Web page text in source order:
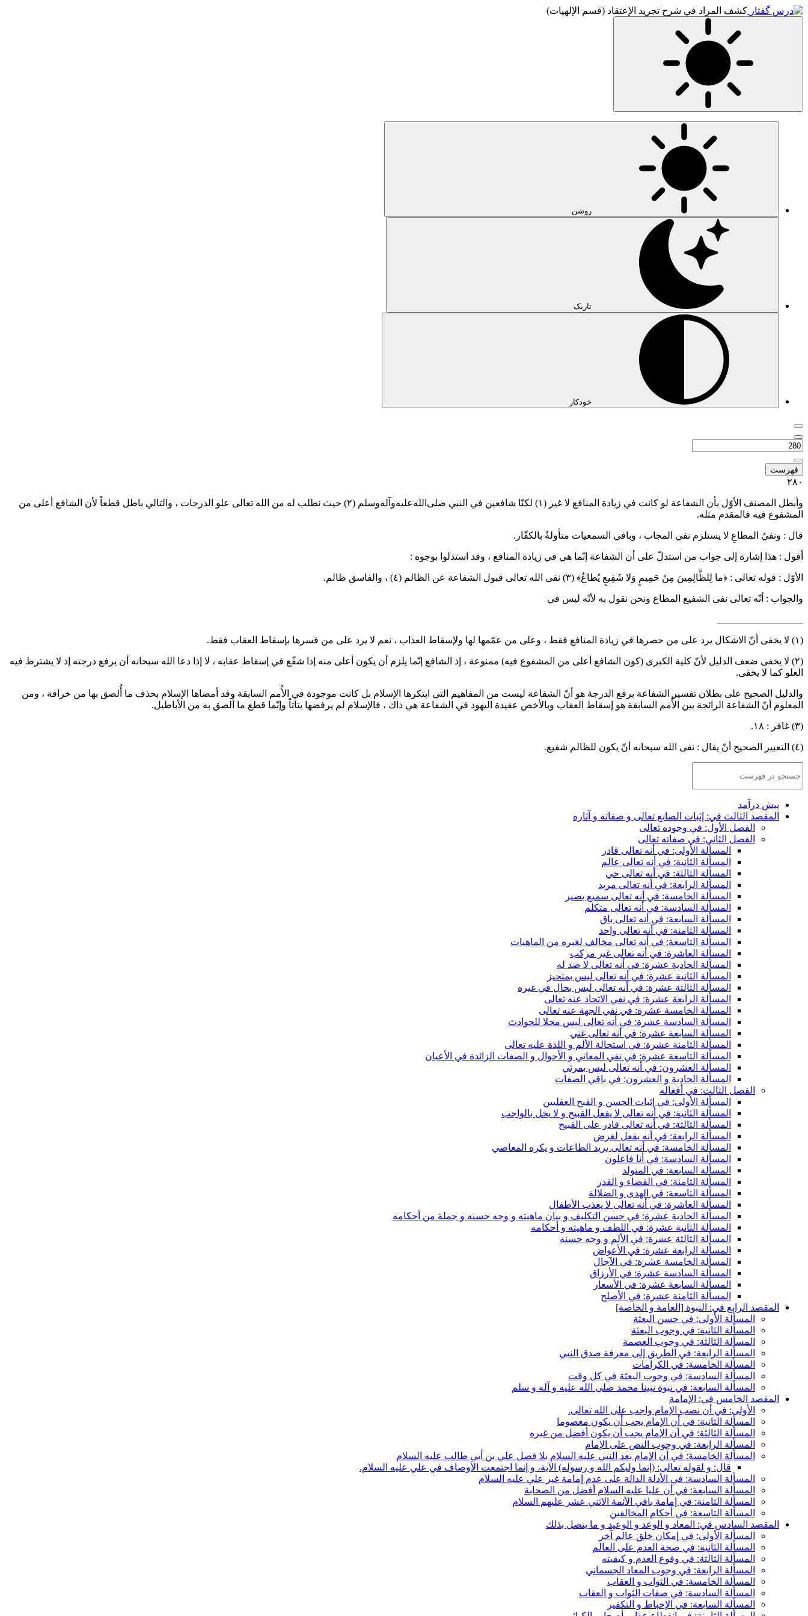
کشف المراد في شرح تجرید الإعتقاد (قسم الإلهیات)
فهرست
٢٨٠
وأبطل المصنف الأوّل بأن الشفاعة لو كانت في زيادة المنافع لا غير (١) لكنّا شافعين في النبي صلى‌الله‌عليه‌وآله‌وسلم (٢)
حيث نطلب له من الله تعالى علو الدرجات ، والتالي باطل قطعاً لأن الشافع أعلى من
المشفوع فيه فالمقدم مثله.
قال : ونفيُ المطاعِ لا يستلزم نفي المجاب ، وباقي السمعيات متأولةٌ بالكفّار.
أقول : هذا إشارة إلى جواب من استدلّ على أن الشفاعة إنّما هي في زيادة المنافع ، وقد استدلوا بوجوه :
الأوّل : قوله تعالى : ﴿ما لِلظَّالِمِينَ مِنْ حَمِيمٍ وَلا شَفِيعٍ يُطاعُ﴾ (٣) نفى الله تعالى قبول الشفاعة عن الظالم (٤) ، والفاسق ظالم.
والجواب : أنّه تعالى نفى الشفيع المطاع ونحن نقول به لأنّه ليس في
(١) لا يخفى أنّ الاشكال يرد على من حصرها في زيادة المنافع فقط ، وعلى من عمّمها لها ولإسقاط العذاب ، نعم لا يرد على من فسرها بإسقاط العقاب فقط.
(٢) لا يخفى ضعف الدليل لأنّ كلية الكبرى (كون الشافع أعلى من المشفوع فيه) ممنوعة ، إذ الشافع إنّما يلزم أن يكون أعلى منه إذا شفّع في إسقاط عقابه ، لا إذا دعا الله سبحانه أن يرفع درجته إذ لا يشترط فيه
العلو كما لا يخفى.
والدليل الصحيح على بطلان تفسير الشفاعة برفع الدرجة هو أنّ الشفاعة ليست من المفاهيم التي ابتكرها الإسلام بل كانت موجودة في الأُمم السابقة وقد أمضاها الإسلام بحذف ما أُلصق بها من خرافة ، ومن
المعلوم أنّ الشفاعة الرائجة بين الأُمم السابقة هو إسقاط العقاب وبالأخص عقيدة اليهود في الشفاعة هي ذاك ، فالإسلام لم يرفضها بتاتاً وإنّما قطع ما أُلصق به من الأباطيل.
(٣) غافر : ١٨.
(٤) التعبير الصحيح أنّ يقال : نفى الله سبحانه أنّ يكون للظالم شفيع.
پيش ‏درآمد
المقصد الثالث في: إثبات الصانع تعالى و صفاته و آثاره
الفصل الأول: في وجوده تعالى
الفصل الثاني: في صفاته تعالى
المسألة الأولى: في أنه تعالى قادر
المسألة الثانية: في أنه تعالى عالم
المسألة الثالثة: في أنه تعالى حي
المسألة الرابعة: في أنه تعالى مريد
المسألة الخامسة: في أنه تعالى سميع بصير
المسألة السادسة: في أنه تعالى متكلم
المسألة السابعة: في أنه تعالى باق
المسألة الثامنة: في أنه تعالى واحد
المسألة التاسعة: في أنه تعالى مخالف لغيره من الماهيات
المسألة العاشرة: في أنه تعالى غير مركب
المسألة الحادية عشرة: في أنه تعالى لا ضد له
المسألة الثانية عشرة: في أنه تعالى ليس بمتحيز
المسألة الثالثة عشرة: في أنه تعالى ليس بحال في غيره
المسألة الرابعة عشرة: في نفي الاتحاد عنه تعالى
المسألة الخامسة عشرة: في نفي الجهة عنه تعالى
المسألة السادسة عشرة: في أنه تعالى ليس محلا للحوادث
المسألة السابعة عشرة: في أنه تعالى غني
المسألة الثامنة عشرة: في استحالة الألم و اللذة عليه تعالى
المسألة التاسعة عشرة: في نفي المعاني و الأحوال و الصفات الزائدة في الأعيان
المسألة العشرون: في أنه تعالى ليس بمرئي
المسألة الحادية و العشرون: في باقي الصفات
الفصل الثالث: في أفعاله
المسألة الأولى: في إثبات الحسن و القبح العقليين
المسألة الثانية: في أنه تعالى لا يفعل القبيح و لا يخل بالواجب
المسألة الثالثة: في أنه تعالى قادر على القبيح
المسألة الرابعة: في أنه يفعل لغرض
المسألة الخامسة: في أنه تعالى يريد الطاعات و يكره المعاصي
المسألة السادسة: في أنا فاعلون
المسألة السابعة: في المتولد
المسألة الثامنة: في القضاء و القدر
المسألة التاسعة: في الهدى و الضلالة
المسألة العاشرة: في أنه تعالى لا يعذب الأطفال
المسألة الحادية عشرة: في حسن التكليف و بيان ماهيته و وجه حسنه و جملة من أحكامه
المسألة الثانية عشرة: في اللطف و ماهيته و أحكامه
المسألة الثالثة عشرة: في الألم و وجه حسنه
المسألة الرابعة عشرة: في الأعواض
المسألة الخامسة عشرة: في الآجال
المسألة السادسة عشرة: في الأرزاق
المسألة السابعة عشرة: في الأسعار
المسألة الثامنة عشرة: في الأصلح
المقصد الرابع في: النبوة [العامة و الخاصة]
المسألة الأولى: في حسن البعثة
المسألة الثانية: في وجوب البعثة
المسألة الثالثة: في وجوب العصمة
المسألة الرابعة: في الطريق إلى معرفة صدق النبي
المسألة الخامسة: في الكرامات
المسألة السادسة: في وجوب البعثة في كل وقت
المسألة السابعة: في نبوة نبينا محمد صلى الله عليه و آله و سلم
المقصد الخامس في: الإمامة
الأولى: في أن نصب الإمام واجب على الله تعالى.
المسألة الثانية: في أن الإمام يجب أن يكون معصوما
المسألة الثالثة: في أن الإمام يجب أن يكون أفضل من غيره
المسألة الرابعة: في وجوب النص على الإمام
المسألة الخامسة: في أن الإمام بعد النبي عليه السلام بلا فصل علي بن أبي طالب عليه السلام
قال: و لقوله تعالى: (إنما وليكم الله و رسوله) الآية، و إنما اجتمعت الأوصاف في علي عليه السلام.
المسألة السادسة: في الأدلة الدالة على عدم إمامة غير علي عليه السلام
المسألة السابعة: في أن عليا عليه السلام أفضل من الصحابة
المسألة الثامنة: في إمامة باقي الأئمة الاثني عشر عليهم السلام
المسألة التاسعة: في أحكام المخالفين
المقصد السادس في: المعاد و الوعد و الوعيد و ما يتصل بذلك
المسألة الأولى: في إمكان خلق عالم آخر
المسألة الثانية: في صحة العدم على العالم
المسألة الثالثة: في وقوع العدم و كيفيته
المسألة الرابعة: في وجوب المعاد الجسماني
المسألة الخامسة: في الثواب و العقاب
المسألة السادسة: في صفات الثواب و العقاب
المسألة السابعة: في الإحباط و التكفير